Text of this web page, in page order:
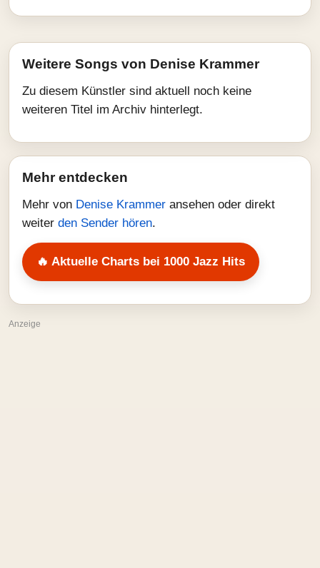
Weitere Songs von Denise Krammer
Zu diesem Künstler sind aktuell noch keine
weiteren Titel im Archiv hinterlegt.
Mehr entdecken
Mehr von Denise Krammer ansehen oder direkt
weiter den Sender hören.
🔥 Aktuelle Charts bei 1000 Jazz Hits
Anzeige